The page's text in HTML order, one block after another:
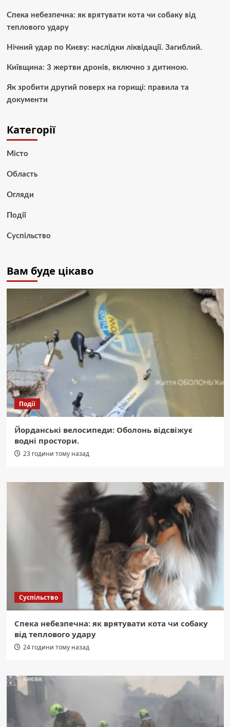
Спека небезпечна: як врятувати кота чи собаку від
теплового удару
Нічний удар по Києву: наслідки ліквідації. Загиблий.
Київщина: 3 жертви дронів, включно з дитиною.
Як зробити другий поверх на горищі: правила та
документи
Категорії
Місто
Область
Огляди
Події
Суспільство
Вам буде цікаво
Події
Йорданські велосипеди: Оболонь відсвіжує
водні простори.
23 години тому назад
Суспільство
Спека небезпечна: як врятувати кота чи собаку
від теплового удару
24 години тому назад